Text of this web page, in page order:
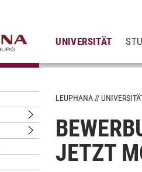
UNIVERSITÄT
Untermenu Aktuelles
Untermenu Entwicklung
LEUPHANA
JETZT